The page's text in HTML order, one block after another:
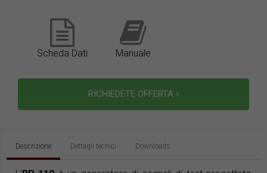
Scheda Dati Manuale
RICHIEDETE OFFERTA
Descrizione Dettagli tecnici Downloads